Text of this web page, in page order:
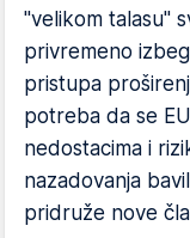
"velikom talasu"
privremeno
pristupa
potreba da se
nedostacima i
nazadovanja
pridruže nove